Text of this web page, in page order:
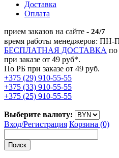
Доставка
Оплата
прием заказов на сайте - 24/7
время работы менеджеров: ПН-
БЕСПЛАТНАЯ ДОСТАВКА по
при заказе от 49 руб*.
По РБ при заказе от 49 руб.
+375 (29) 910-55-55
+375 (33) 910-55-55
+375 (25) 910-55-55
Выберите валюту:
Вход/Регистрация Корзина (0)
Поиск